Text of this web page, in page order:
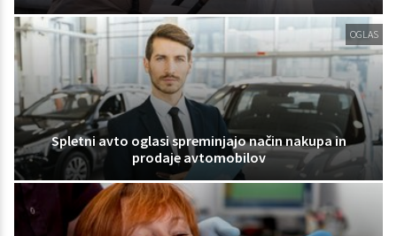
OGLAS
Spletni avto oglasi spreminjajo način nakupa in
prodaje avtomobilov